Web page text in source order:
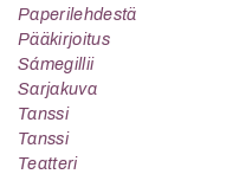
Paperilehdestä
Pääkirjoitus
Sámegillii
Sarjakuva
Tanssi
Tanssi
Teatteri